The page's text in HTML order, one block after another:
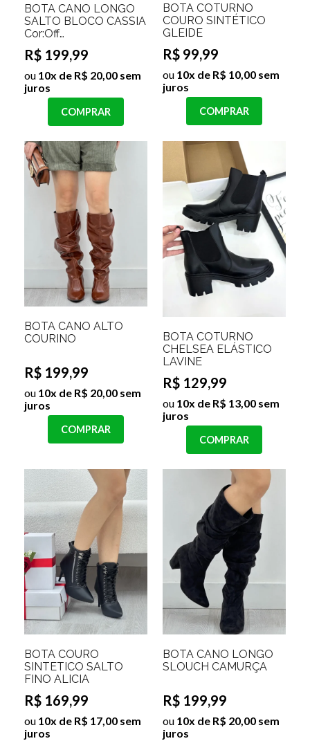
BOTA CANO LONGO
SALTO BLOCO CASSIA
Cor:Off
White;Tamanho:37
R$ 199,99
ou 10x de R$ 20,00 sem
juros
COMPRAR
BOTA COTURNO
COURO SINTÉTICO
GLEIDE
R$ 99,99
ou 10x de R$ 10,00 sem
juros
COMPRAR
BOTA CANO ALTO
COURINO
R$ 199,99
ou 10x de R$ 20,00 sem
juros
COMPRAR
BOTA COTURNO
CHELSEA ELÁSTICO
LAVINE
R$ 129,99
ou 10x de R$ 13,00 sem
juros
COMPRAR
BOTA COURO
SINTETICO SALTO
FINO ALICIA
R$ 169,99
ou 10x de R$ 17,00 sem
juros
BOTA CANO LONGO
SLOUCH CAMURÇA
R$ 199,99
ou 10x de R$ 20,00 sem
juros